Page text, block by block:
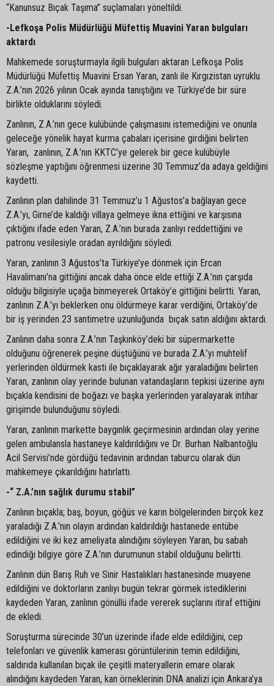
“Kanunsuz Bıçak Taşıma” suçlamaları yöneltildi.
-Lefkoşa Polis Müdürlüğü Müfettiş Muavini Yaran bulguları
aktardı
Mahkemede soruşturmayla ilgili bulguları aktaran Lefkoşa Polis
Müdürlüğü Müfettiş Muavini Ersan Yaran, zanlı ile Kırgızistan uyruklu
Z.A.’nın 2026 yılının Ocak ayında tanıştığını ve Türkiye’de bir süre
birlikte olduklarını söyledi.
Zanlının, Z.A.’nın gece kulübünde çalışmasını istemediğini ve onunla
geleceğe yönelik hayat kurma çabaları içerisine girdiğini belirten
Yaran, zanlının, Z.A.’nın KKTC’ye gelerek bir gece kulübüyle
sözleşme yaptığını öğrenmesi üzerine 30 Temmuz’da adaya geldiğini
kaydetti.
Zanlının plan dahilinde 31 Temmuz’u 1 Ağustos’a bağlayan gece
Z.A.’yı, Girne’de kaldığı villaya gelmeye ikna ettiğini ve karşısına
çıktığını ifade eden Yaran, Z.A.’nın burada zanlıyı reddettiğini ve
patronu vesilesiyle oradan ayrıldığını söyledi.
Yaran, zanlının 3 Ağustos’ta Türkiye’ye dönmek için Ercan
Havalimanı’na gittiğini ancak daha önce elde ettiği Z.A.’nın çarşıda
olduğu bilgisiyle uçağa binmeyerek Ortaköy’e gittiğini belirtti. Yaran,
zanlının Z.A.’yı beklerken onu öldürmeye karar verdiğini, Ortaköy’de
bir iş yerinden 23 santimetre uzunluğunda bıçak satın aldığını aktardı.
Zanlının daha sonra Z.A.’nın Taşkınköy’deki bir süpermarkette
olduğunu öğrenerek peşine düştüğünü ve burada Z.A.’yı muhtelif
yerlerinden öldürmek kasti ile bıçaklayarak ağır yaraladığını belirten
Yaran, zanlının olay yerinde bulunan vatandaşların tepkisi üzerine aynı
bıçakla kendisini de boğazı ve başka yerlerinden yaralayarak intihar
girişimde bulunduğunu söyledi.
Yaran, zanlının markette baygınlık geçirmesinin ardından olay yerine
gelen ambulansla hastaneye kaldırıldığını ve Dr. Burhan Nalbantoğlu
Acil Servisi’nde gördüğü tedavinin ardından taburcu olarak dün
mahkemeye çıkarıldığını hatırlattı.
-“ Z.A.’nın sağlık durumu stabil”
Zanlının bıçakla; baş, boyun, göğüs ve karın bölgelerinden birçok kez
yaraladığı Z.A.’nın olayın ardından kaldırıldığı hastanede entübe
edildiğini ve iki kez ameliyata alındığını söyleyen Yaran, bu sabah
edindiği bilgiye göre Z.A.’nın durumunun stabil olduğunu belirtti.
Zanlının dün Barış Ruh ve Sinir Hastalıkları hastanesinde muayene
edildiğini ve doktorların zanlıyı bugün tekrar görmek istediklerini
kaydeden Yaran, zanlının gönüllü ifade vererek suçlarını itiraf ettiğini
de ekledi.
Soruşturma sürecinde 30’un üzerinde ifade elde edildiğini, cep
telefonları ve güvenlik kamerası görüntülerinin temin edildiğini,
saldırıda kullanılan bıçak ile çeşitli materyallerin emare olarak
alındığını kaydeden Yaran, kan örneklerinin DNA analizi için Ankara’ya